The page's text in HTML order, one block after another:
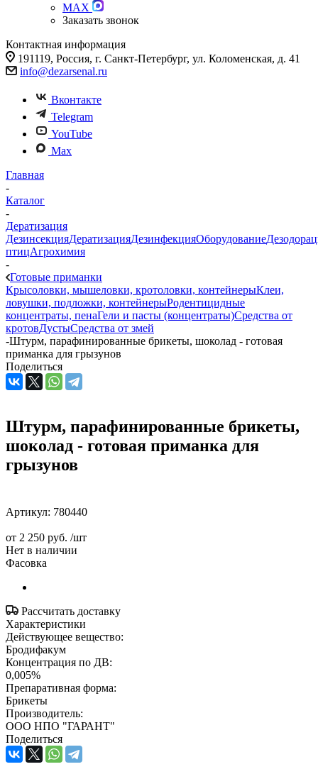
MAX
Заказать звонок
Контактная информация
191119, Россия, г. Санкт-Петербург, ул. Коломенская, д. 41
info@dezarsenal.ru
Вконтакте
Telegram
YouTube
Max
Главная
-
Каталог
-
Дератизация
ДезинсекцияДератизацияДезинфекцияОборудование
птицАгрохимия
-
Готовые приманки
Крысоловки, мышеловки, кротоловки, контейнерыКлеи,
ловушки, подложки, контейнерыРодентицидные
концентраты, пенаГели и пасты (концентраты)Средства от
кротовДустыСредства от змей
-Штурм, парафинированные брикеты, шоколад - готовая
приманка для грызунов
Поделиться
Штурм, парафинированные брикеты,
шоколад - готовая приманка для
грызунов
Артикул: 780440
от 2 250 руб. /шт
Нет в наличии
Фасовка
Рассчитать доставку
Характеристики
Действующее вещество:
Бродифакум
Концентрация по ДВ:
0,005%
Препаративная форма:
Брикеты
Производитель:
ООО НПО "ГАРАНТ"
Поделиться